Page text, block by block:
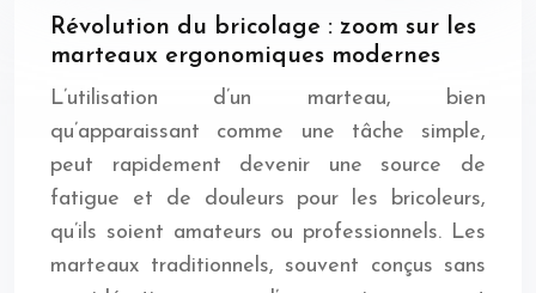
Révolution du bricolage : zoom sur les
marteaux ergonomiques modernes
L’utilisation d’un marteau, bien
qu’apparaissant comme une tâche simple,
peut rapidement devenir une source de
fatigue et de douleurs pour les bricoleurs,
qu’ils soient amateurs ou professionnels. Les
marteaux traditionnels, souvent conçus sans